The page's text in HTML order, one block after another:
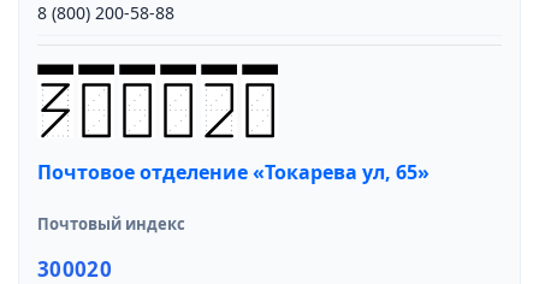
8 (800) 200-58-88
Почтовое отделение «Токарева ул, 65»
Почтовый индекс
300020